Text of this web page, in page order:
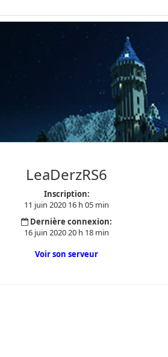
LeaDerzRS6
Inscription:
11 juin 2020 16 h 05 min
Dernière connexion:
16 juin 2020 20 h 18 min
Voir son serveur